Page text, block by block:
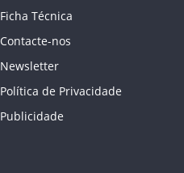
Ficha Técnica
Contacte-nos
Newsletter
Política de Privacidade
Publicidade